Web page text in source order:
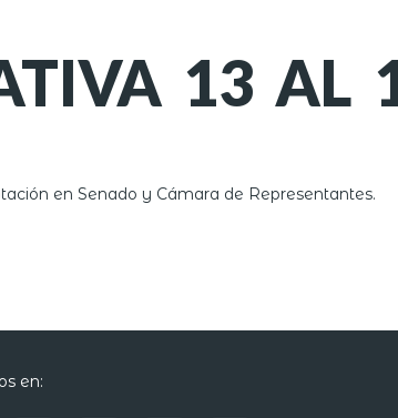
13 AL
en Senado y Cámara de Representantes.
en: